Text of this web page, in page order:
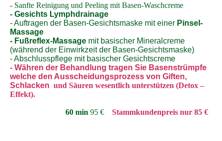
- Sanfte Reinigung und Peeling mit Basen-Waschcreme
- Gesichts Lymphdrainage
- Auftragen der Basen-Gesichtsmaske mit einer Pinsel-
Massage
- Fußreflex-Massage mit basischer Mineralcreme
(während der Einwirkzeit der Basen-Gesichtsmaske)
- Abschlusspflege mit basischer Gesichtscreme
- Währen der Behandlung tragen Sie Basenstrümpfe
welche den Ausscheidungsprozess von Giften,
Schlacken und Säuren wesentlich unterstützen (Detox –
Effekt).
60 min 95 € Stammkundenpreis nur 85 €